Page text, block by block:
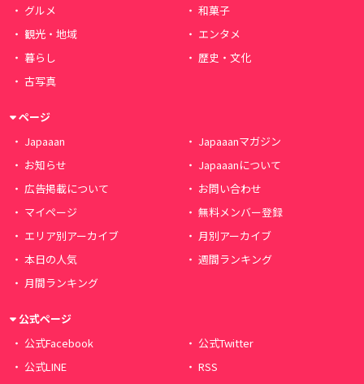
グルメ
和菓子
観光・地域
エンタメ
暮らし
歴史・文化
古写真
ページ
Japaaan
Japaaanマガジン
お知らせ
Japaaanについて
広告掲載について
お問い合わせ
マイページ
無料メンバー登録
エリア別アーカイブ
月別アーカイブ
本日の人気
週間ランキング
月間ランキング
公式ページ
公式Facebook
公式Twitter
公式LINE
RSS